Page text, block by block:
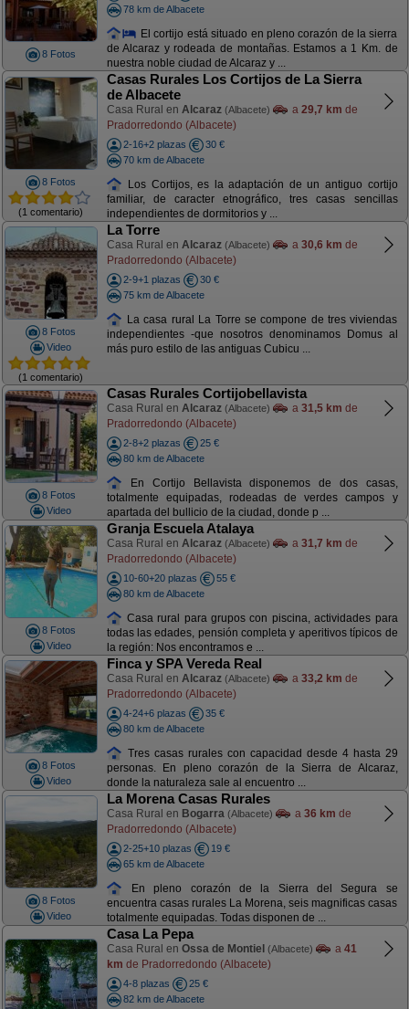
8 Fotos
78 km de Albacete
El cortijo está situado en pleno corazón de la sierra
de Alcaraz y rodeada de montañas. Estamos a 1 Km. de
nuestra noble ciudad de Alcaraz y ...
8 Fotos
(1 comentario)
Casas Rurales Los Cortijos de La Sierra
de Albacete
Casa Rural en Alcaraz (Albacete) a 29,7 km de
Pradorredondo (Albacete)
2-16+2 plazas
30 €
70 km de Albacete
Los Cortijos, es la adaptación de un antiguo cortijo
familiar, de caracter etnográfico, tres casas sencillas
independientes de dormitorios y ...
8 Fotos
Video
(1 comentario)
La Torre
Casa Rural en Alcaraz (Albacete) a 30,6 km de
Pradorredondo (Albacete)
2-9+1 plazas
30 €
75 km de Albacete
La casa rural La Torre se compone de tres viviendas
independientes -que nosotros denominamos Domus al
más puro estilo de las antiguas Cubicu ...
8 Fotos
Video
Casas Rurales Cortijobellavista
Casa Rural en Alcaraz (Albacete) a 31,5 km de
Pradorredondo (Albacete)
2-8+2 plazas
25 €
80 km de Albacete
En Cortijo Bellavista disponemos de dos casas,
totalmente equipadas, rodeadas de verdes campos y
apartada del bullicio de la ciudad, donde p ...
8 Fotos
Video
Granja Escuela Atalaya
Casa Rural en Alcaraz (Albacete) a 31,7 km de
Pradorredondo (Albacete)
10-60+20 plazas
55 €
80 km de Albacete
Casa rural para grupos con piscina, actividades para
todas las edades, pensión completa y aperitivos típicos de
la región: Nos encontramos e ...
8 Fotos
Video
Finca y SPA Vereda Real
Casa Rural en Alcaraz (Albacete) a 33,2 km de
Pradorredondo (Albacete)
4-24+6 plazas
35 €
80 km de Albacete
Tres casas rurales con capacidad desde 4 hasta 29
personas. En pleno corazón de la Sierra de Alcaraz,
donde la naturaleza sale al encuentro ...
8 Fotos
Video
La Morena Casas Rurales
Casa Rural en Bogarra (Albacete) a 36 km de
Pradorredondo (Albacete)
2-25+10 plazas
19 €
65 km de Albacete
En pleno corazón de la Sierra del Segura se
encuentra casas rurales La Morena, seis magnificas casas
totalmente equipadas. Todas disponen de ...
Casa La Pepa
Casa Rural en Ossa de Montiel (Albacete) a 41
km de Pradorredondo (Albacete)
4-8 plazas
25 €
82 km de Albacete